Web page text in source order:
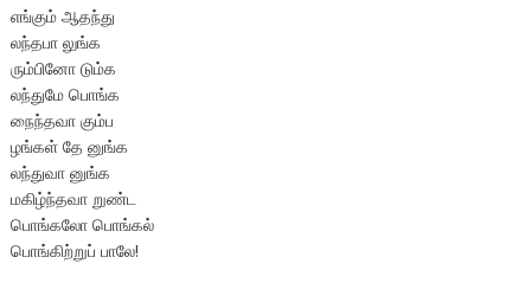
எங்கும் ஆதந்து
லந்தபா லுங்க
ரும்பினோ டும்க
லந்துமே பொங்க
நைந்தவா கும்ப
ழங்கள் தே னுங்க
லந்துவா னுங்க
மகிழ்ந்தவா றுண்ட
பொங்கலோ பொங்கல்
பொங்கிற்றுப் பாலே!